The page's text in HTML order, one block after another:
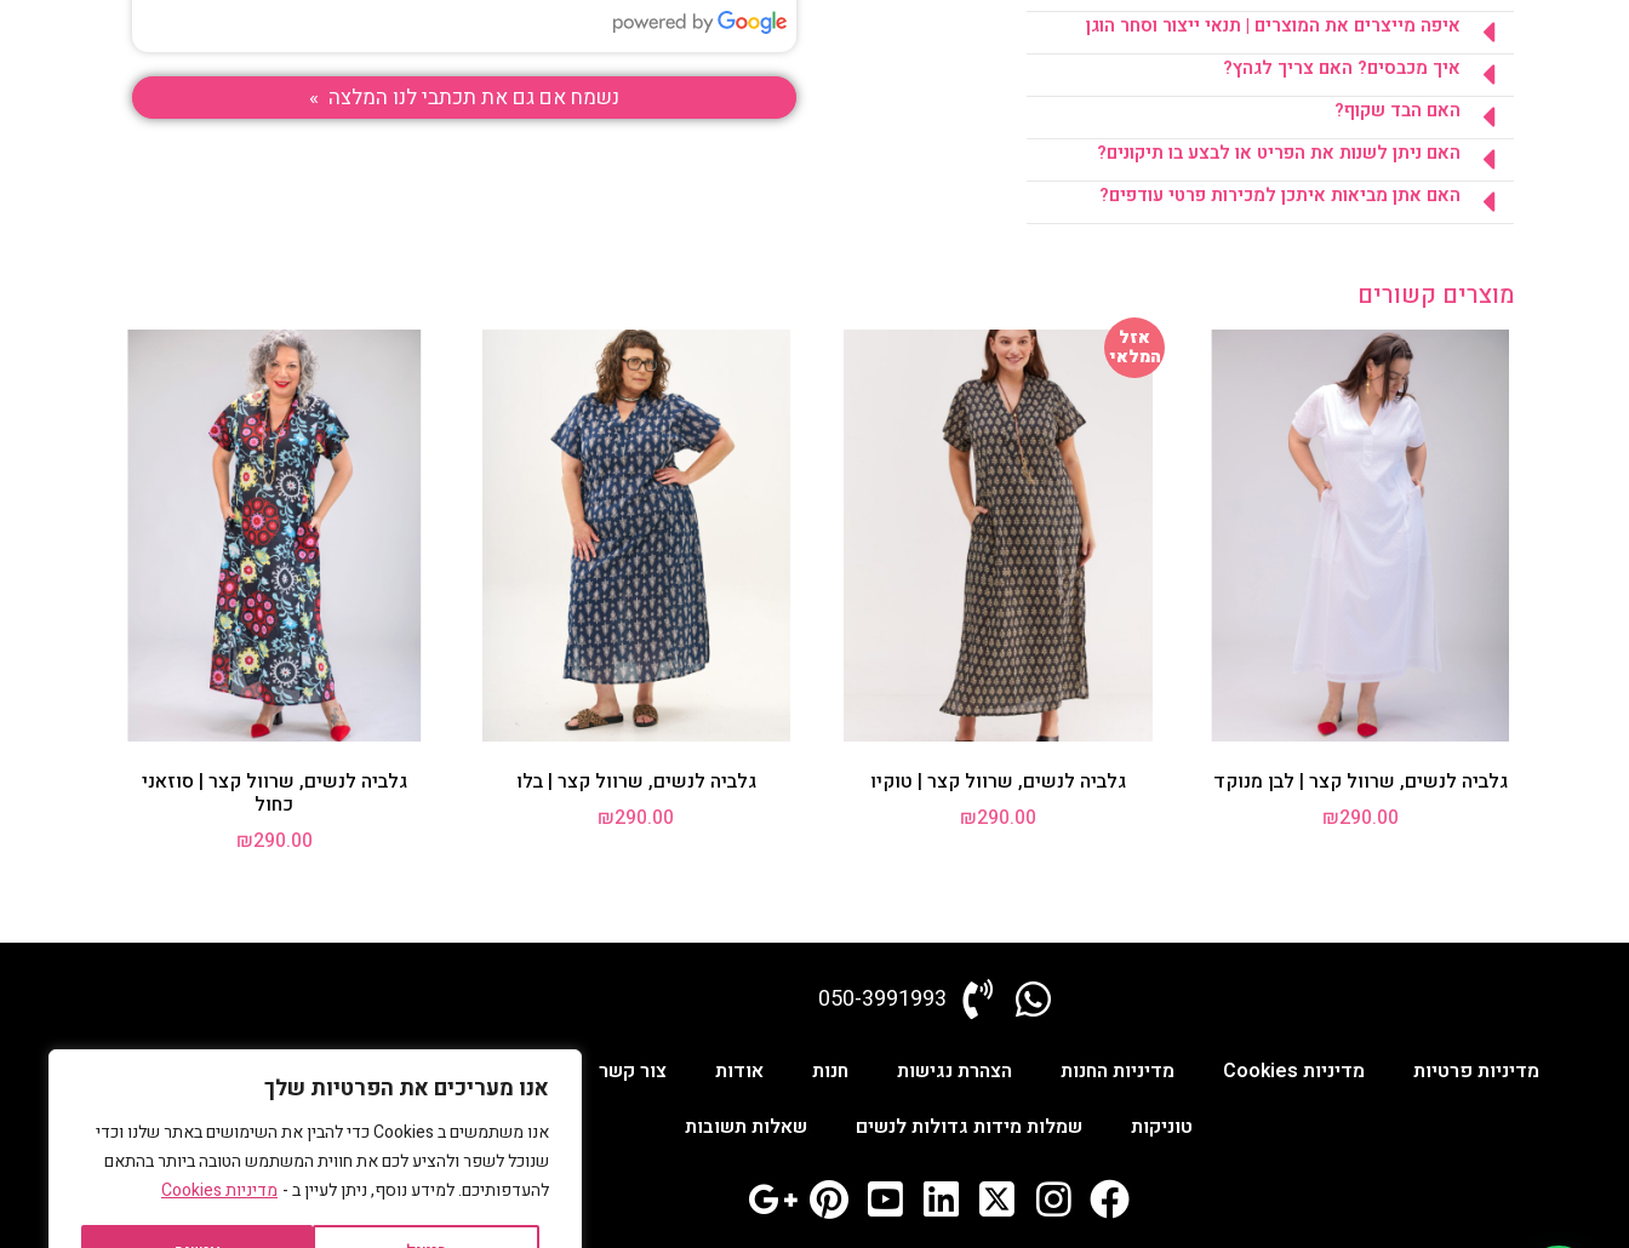
אנו מעריכים את הפרטיות שלך
אנו משתמשים ב Cookies כדי להבין את השימושים באתר שלנו וכדי
שנוכל לשפר ולהציע לכם את חווית המשתמש הטובה ביותר בהתאם
להעדפותיכם. למידע נוסף, ניתן לעיין ב - מדיניות Cookies
איפה מייצרים את המוצרים | תנאי ייצור וסחר הוגן
איך מכבסים? האם צריך לגהץ?
האם הבד שקוף?
האם ניתן לשנות את הפריט או לבצע בו תיקונים?
האם אתן מביאות איתכן למכירות פרטי עודפים?
נשמח אם גם את תכתבי לנו המלצה »
מוצרים קשורים
גלביה לנשים, שרוול קצר | לבן מנוקד
₪290.00
אזל
המלאי
גלביה לנשים, שרוול קצר | טוקיו
₪290.00
גלביה לנשים, שרוול קצר | בלו
₪290.00
גלביה לנשים, שרוול קצר | סוזאני
כחול
₪290.00
050-3991993
מדיניות פרטיות מדיניות Cookies מדיניות החנות הצהרת נגישות חנות אודות צור קשר
טוניקות
שמלות מידות גדולות לנשים שאלות תשובות